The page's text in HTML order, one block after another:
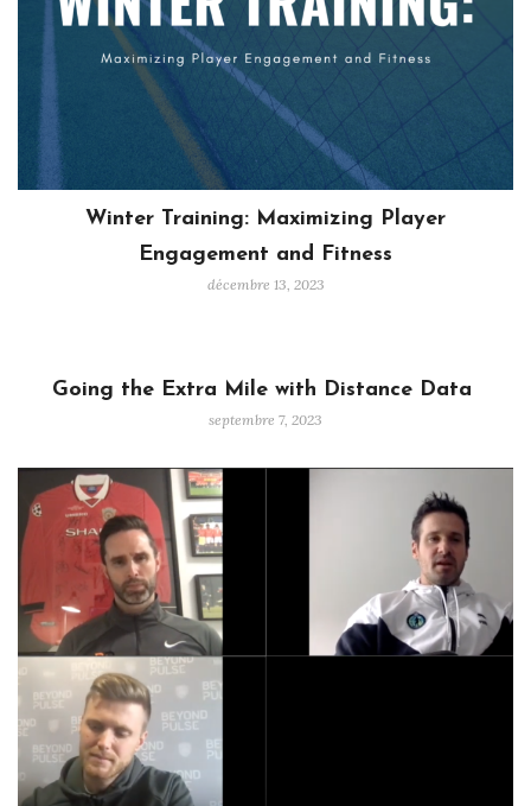
Winter Training: Maximizing Player
Engagement and Fitness
décembre 13, 2023
Going the Extra Mile with Distance Data
septembre 7, 2023